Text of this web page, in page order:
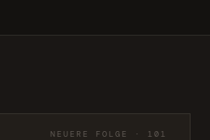
NEUERE FOLGE · 101